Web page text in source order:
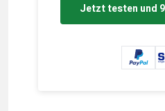
Jetzt testen und